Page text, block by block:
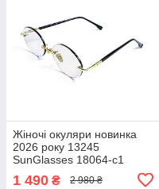
Жіночі окуляри новинка
2026 року 13245
SunGlasses 18064-c1
1 490 ₴ 2 980 ₴